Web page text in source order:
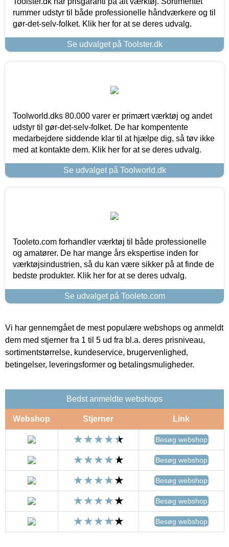
rummer udstyr til både professionelle håndværkere og til
gør-det-selv-folket. Klik her for at se deres udvalg.
Se udvalget på Toolster.dk
Toolworld.dks 80.000 varer er primært værktøj og andet
udstyr til gør-det-selv-folket. De har kompentente
medarbejdere siddende klar til at hjælpe dig, så tøv ikke
med at kontakte dem. Klik her for at se deres udvalg.
Se udvalget på Toolworld.dk
Tooleto.com forhandler værktøj til både professionelle
og amatører. De har mange års ekspertise inden for
værktøjsindustrien, så du kan være sikker på at finde de
bedste produkter. Klik her for at se deres udvalg.
Se udvalget på Tooleto.com
Vi har gennemgået de mest populære webshops og anmeldt
dem med stjerner fra 1 til 5 ud fra bl.a. deres prisniveau,
sortimentstørrelse, kundeservice, brugervenlighed,
betingelser, leveringsformer og betalingsmuligheder.
Bedst anmeldte webshops
Webshop Stjerner Link
Besøg webshop
Besøg webshop
Besøg webshop
Besøg webshop
Besøg webshop